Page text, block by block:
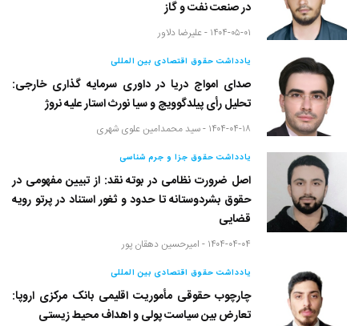
در صنعت نفت و گاز
۱۴۰۴-۰۵-۰۱ - علیرضا دلاور
یادداشت حقوق اقتصادی بین المللی
صدای امواج دریا در داوری سرمایه گذاری خارجی:
تحلیل رأی پیلدگوویچ و سیا نورث استار علیه نروژ
۱۴۰۴-۰۴-۱۸ - سید محمدامین علوی شهری
یادداشت حقوق جزا و جرم شناسی
اصل ضرورت نظامی در بوته نقد: از تبیین مفهومی در
حقوق بشردوستانه تا حدود و ثغور استناد در پرتو رویه
قضایی
۱۴۰۴-۰۴-۰۴ - امیرحسین دهقان پور
یادداشت حقوق اقتصادی بین المللی
چارچوب حقوقی مأموریت اقلیمی بانک مرکزی اروپا:
تعارض بین سیاست پولی و اهداف محیط زیستی